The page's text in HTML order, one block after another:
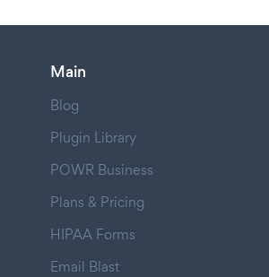
Main
Blog
Plugin Library
POWR Business
Plans & Pricing
HIPAA Forms
Email Blast